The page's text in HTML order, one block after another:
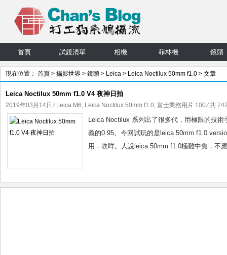
首頁 試鏡清單 相機 菲林機 鏡頭
現在位置： 首頁 > 攝影世界 > 鏡頭 > Leica > Leica Noctilux 50mm f1.0 > 文章
Leica Noctilux 50mm f1.0 V4 夜神日拍
2019年03月14日 ⁄ Leica M6, Leica Noctilux 50mm f1.0, 富士業務用片 100⁄ 共
Leica Noctilux 系列出了很多代，用極限的技
義的0.95。今回試玩的是leica 50mm f1.0
用，吹咩。人說leica 50mm f1.0極難中焦，不